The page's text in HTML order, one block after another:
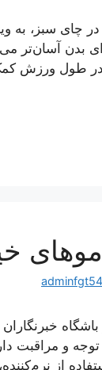
بدن آسان‌تر
طول ورزش
موهای
باشگاه
و مراقبت
از